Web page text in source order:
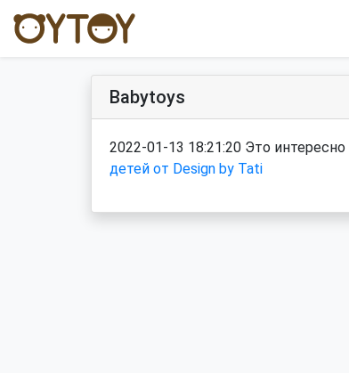
Babytoys
2022-01-13 18:21:20 Это интересно
детей от Design by Tati